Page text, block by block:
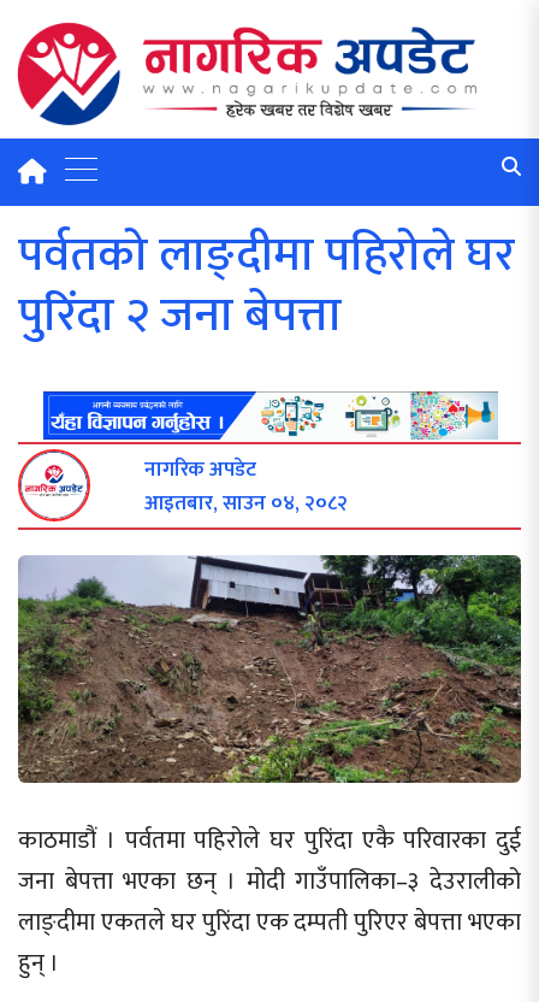
पर्वतको लाङ्दीमा पहिरोले घर
पुरिंदा २ जना बेपत्ता
नागरिक अपडेट
आइतबार, साउन ०४, २०८२
काठमाडौं । पर्वतमा पहिरोले घर पुरिंदा एकै परिवारका दुई
जना बेपत्ता भएका छन् । मोदी गाउँपालिका–३ देउरालीको
लाङ्दीमा एकतले घर पुरिंदा एक दम्पती पुरिएर बेपत्ता भएका
हुन् ।